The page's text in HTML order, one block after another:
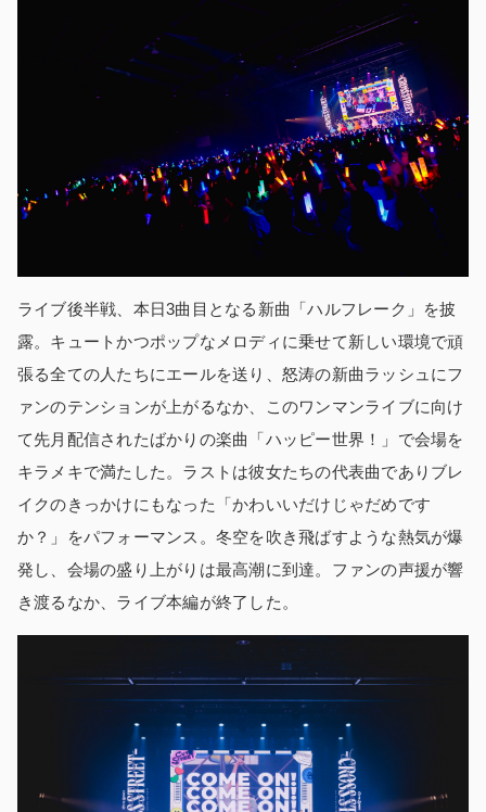
ライブ後半戦、本日3曲目となる新曲「ハルフレーク」を披
露。キュートかつポップなメロディに乗せて新しい環境で頑
張る全ての人たちにエールを送り、怒涛の新曲ラッシュにフ
ァンのテンションが上がるなか、このワンマンライブに向け
て先月配信されたばかりの楽曲「ハッピー世界！」で会場を
キラメキで満たした。ラストは彼女たちの代表曲でありブレ
イクのきっかけにもなった「かわいいだけじゃだめです
か？」をパフォーマンス。冬空を吹き飛ばすような熱気が爆
発し、会場の盛り上がりは最高潮に到達。ファンの声援が響
き渡るなか、ライブ本編が終了した。